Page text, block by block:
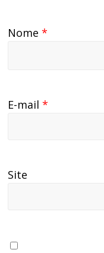
Nome*
E-mail*
Site